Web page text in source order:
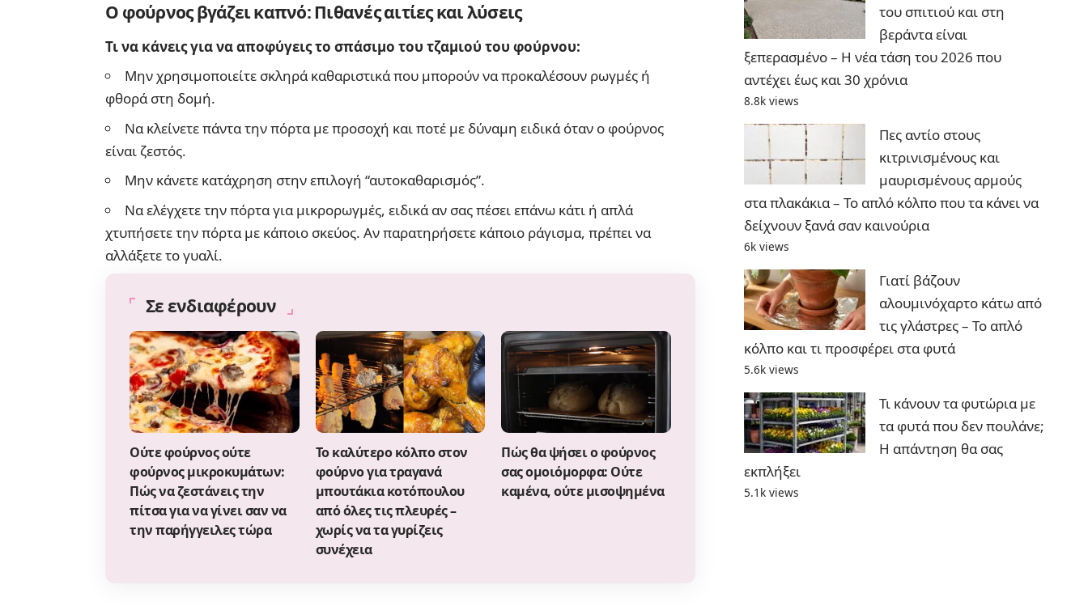
Ο φούρνος βγάζει καπνό: Πιθανές αιτίες και λύσεις
Τι να κάνεις για να αποφύγεις το σπάσιμο του τζαμιού του φούρνου:
Μην χρησιμοποιείτε σκληρά καθαριστικά που μπορούν να προκαλέσουν ρωγμές ή
φθορά στη δομή.
Να κλείνετε πάντα την πόρτα με προσοχή και ποτέ με δύναμη ειδικά όταν ο φούρνος
είναι ζεστός.
Μην κάνετε κατάχρηση στην επιλογή “αυτοκαθαρισμός”.
Να ελέγχετε την πόρτα για μικρορωγμές, ειδικά αν σας πέσει επάνω κάτι ή απλά
χτυπήσετε την πόρτα με κάποιο σκεύος. Αν παρατηρήσετε κάποιο ράγισμα, πρέπει να
αλλάξετε το γυαλί.
Σε ενδιαφέρουν
Ούτε φούρνος ούτε
φούρνος μικροκυμάτων:
Πώς να ζεστάνεις την
πίτσα για να γίνει σαν να
την παρήγγειλες τώρα
Το καλύτερο κόλπο στον
φούρνο για τραγανά
μπουτάκια κοτόπουλου
από όλες τις πλευρές –
χωρίς να τα γυρίζεις
συνέχεια
Πώς θα ψήσει ο φούρνος
σας ομοιόμορφα: Ούτε
καμένα, ούτε μισοψημένα
του σπιτιού και στη
βεράντα είναι
ξεπερασμένο – Η νέα τάση του 2026 που
αντέχει έως και 30 χρόνια
8.8k views
Πες αντίο στους
κιτρινισμένους και
μαυρισμένους αρμούς
στα πλακάκια – Το απλό κόλπο που τα κάνει να
δείχνουν ξανά σαν καινούρια
6k views
Γιατί βάζουν
αλουμινόχαρτο κάτω από
τις γλάστρες – Το απλό
κόλπο και τι προσφέρει στα φυτά
5.6k views
Τι κάνουν τα φυτώρια με
τα φυτά που δεν πουλάνε;
Η απάντηση θα σας
εκπλήξει
5.1k views